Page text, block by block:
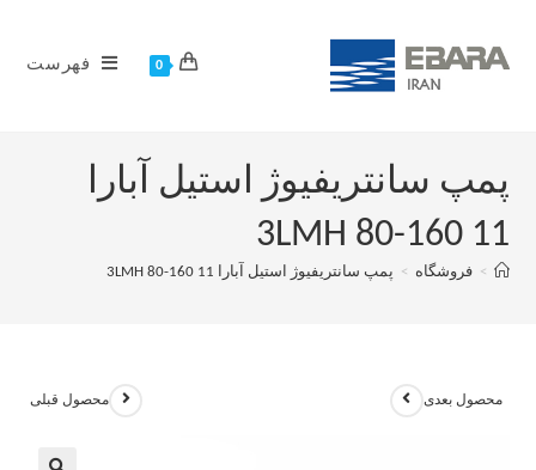
0 فهرست
پمپ سانتریفیوژ استیل آبارا
3LMH 80-160 11
> فروشگاه > پمپ سانتریفیوژ استیل آبارا 3LMH 80-160 11
محصول قبلی محصول بعدی